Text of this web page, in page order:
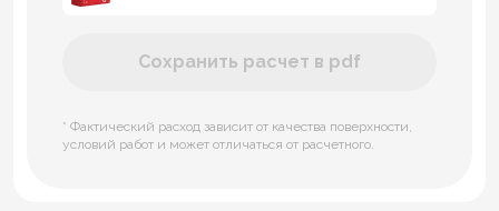
Сохранить расчет в pdf
* Фактический расход зависит от качества поверхности,
условий работ и может отличаться от расчетного.